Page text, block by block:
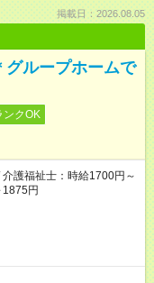
掲載日：2026.08.05
グループホームで
ンクOK
護福祉士：時給1700円～
円